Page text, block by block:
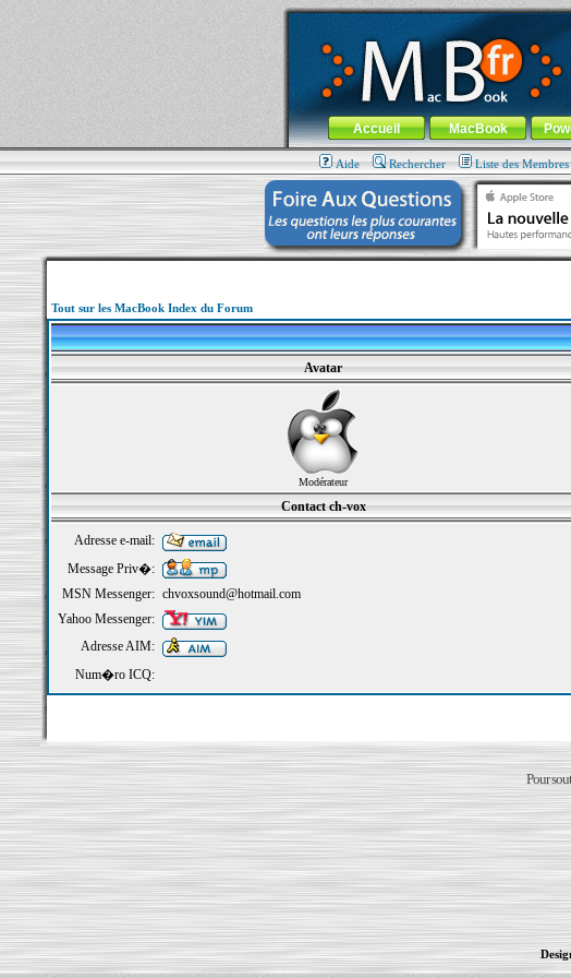
MacBook-fr.com : 100% Apple... 100% nomade !
Aller au contenu-Aller au menu général-
Menu général
Accueil MacBook
Aide Rechercher Liste des Membres
Tout sur les MacBook Index du Forum
Avatar
Modérateur
Contact ch-vox
Adresse e-mail:
Message Priv�:
MSN Messenger: chvoxsound@hotmail.com
Yahoo Messenger:
Adresse AIM:
Num�ro ICQ:
Pour